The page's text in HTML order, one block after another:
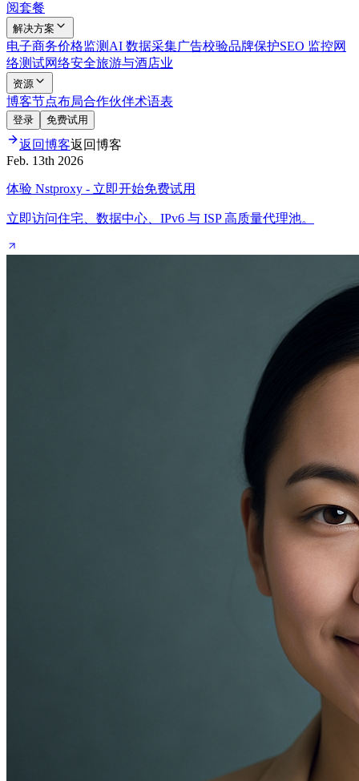
阅套餐
解决方案
电子商务价格监测 AI 数据采集广告校验品牌保护SEO 监控网
络测试网络安全旅游与酒店业
资源
博客节点布局合作伙伴术语表
登录 免费试用
返回博客返回博客
Feb. 13th 2026
体验 Nstproxy - 立即开始免费试用
立即访问住宅、数据中心、IPv6 与 ISP 高质量代理池。